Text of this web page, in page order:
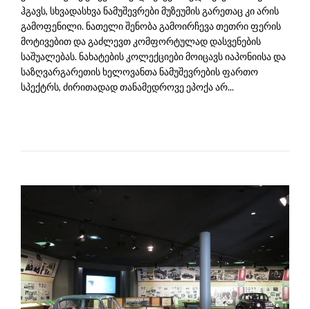
ჰგავს, სხვადასხვა ნამუშევრები მუზეუმის გარეთაც კი არის
გამოფენილი. ნათელი შენობა გამოირჩევა თეთრი ფერის
მოტივებით და გაძლევთ კომფორტულად დასვენების
საშუალებას. ნახატების კოლექციები მოიცავს იაპონიისა და
საზღვარგარეთის ხელოვანთა ნამუშევრების ფართო
სპექტრს, ძირითადად თანამედროვე ეპოქა არ...